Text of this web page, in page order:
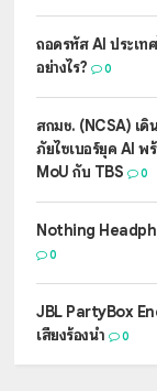
ถอดรหัส AI ประเท
อย่างไร?
0
สกมช. (NCSA) เดิ
ภัยไซเบอร์ยุค AI
MoU กับ TBS
0
Nothing
0
JBL PartyBox
เสียงร้องนำ
0